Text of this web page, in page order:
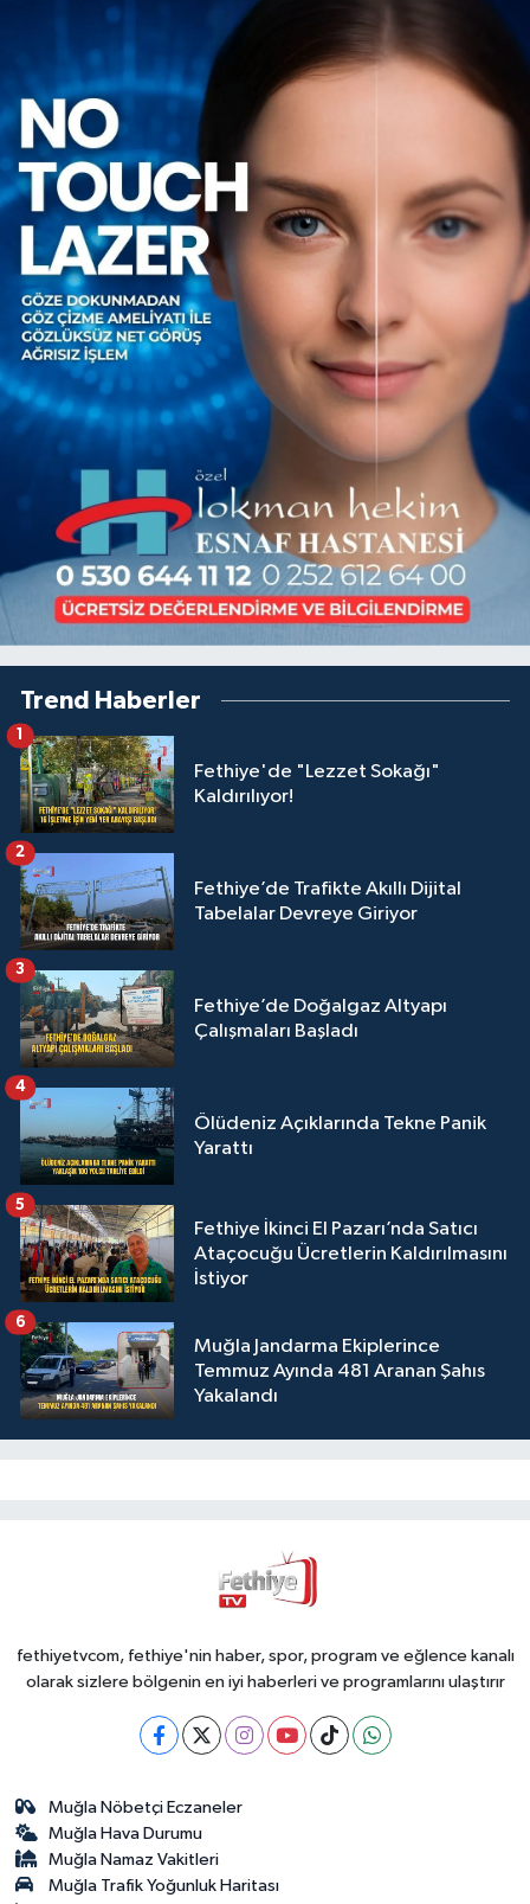
Trend Haberler
Fethiye'de "Lezzet Sokağı"
Kaldırılıyor!
1
Fethiye’de Trafikte Akıllı Dijital
Tabelalar Devreye Giriyor
2
Fethiye’de Doğalgaz Altyapı
Çalışmaları Başladı
3
Ölüdeniz Açıklarında Tekne Panik
Yarattı
4
Fethiye İkinci El Pazarı’nda Satıcı
Ataçocuğu Ücretlerin Kaldırılmasını
İstiyor
5
Muğla Jandarma Ekiplerince
Temmuz Ayında 481 Aranan Şahıs
Yakalandı
6
fethiyetvcom, fethiye'nin haber, spor, program ve eğlence kanalı
olarak sizlere bölgenin en iyi haberleri ve programlarını ulaştırır
Muğla Nöbetçi Eczaneler
Muğla Hava Durumu
Muğla Namaz Vakitleri
Muğla Trafik Yoğunluk Haritası